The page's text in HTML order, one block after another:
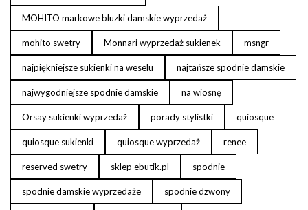
MOHITO markowe bluzki damskie wyprzedaż
mohito swetry Monnari wyprzedaż sukienek msngr
najpiękniejsze sukienki na weselu najtańsze spodnie damskie
najwygodniejsze spodnie damskie na wiosnę
Orsay sukienki wyprzedaż porady stylistki quiosque
quiosque sukienki quiosque wyprzedaż renee
reserved swetry sklep ebutik.pl spodnie
spodnie damskie wyprzedaże spodnie dzwony